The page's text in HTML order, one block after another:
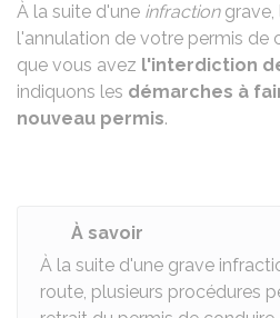
À la suite d'une infractiongrave,
l'annulation de votre permis de
que vous avez l'interdiction
indiquons les démarches à
nouveau permis.
À savoir
À la suite d'une grave
route, plusieurs procédures